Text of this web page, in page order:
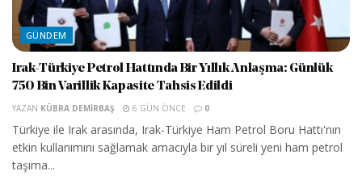
GÜNDEM
Irak-Türkiye Petrol Hattında Bir Yıllık Anlaşma: Günlük
750 Bin Varillik Kapasite Tahsis Edildi
YAZAN KÜBRA DEMIRBAŞ 6 GÜN ÖNCE 0
Türkiye ile Irak arasında, Irak-Türkiye Ham Petrol Boru Hattı'nın
etkin kullanımını sağlamak amacıyla bir yıl süreli yeni ham petrol
taşıma...